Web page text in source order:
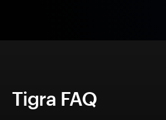
Tigra FAQ